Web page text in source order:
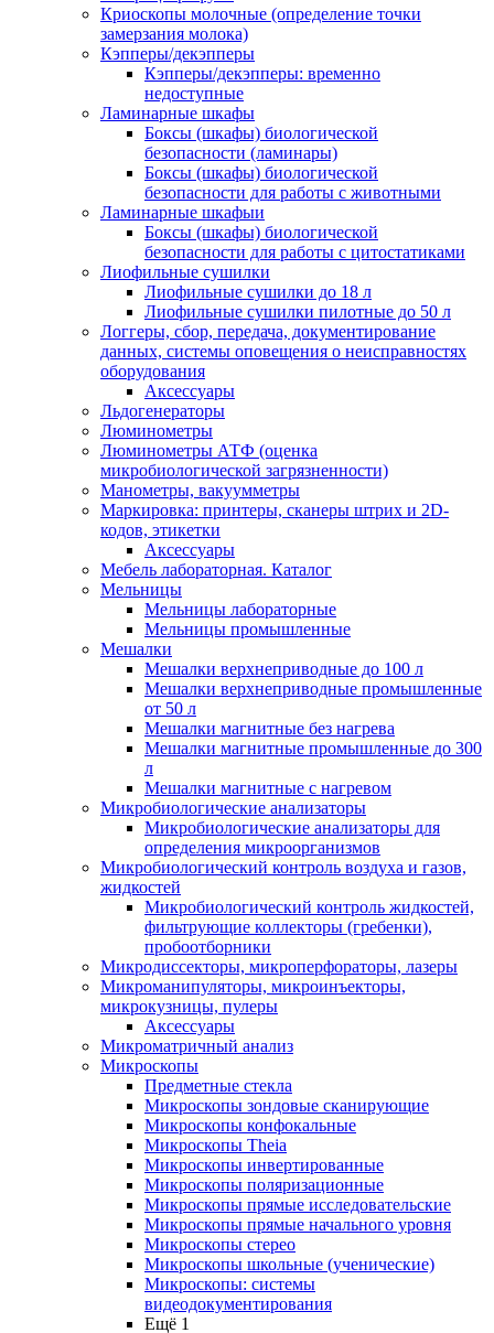
Криоскопы молочные (определение точки
замерзания молока)
Кэпперы/декэпперы
Кэпперы/декэпперы: временно
недоступные
Ламинарные шкафы
Боксы (шкафы) биологической
безопасности (ламинары)
Боксы (шкафы) биологической
безопасности для работы с животными
Ламинарные шкафыи
Боксы (шкафы) биологической
безопасности для работы с цитостатиками
Лиофильные сушилки
Лиофильные сушилки до 18 л
Лиофильные сушилки пилотные до 50 л
Логгеры, сбор, передача, документирование
данных, системы оповещения о неисправностях
оборудования
Аксессуары
Льдогенераторы
Люминометры
Люминометры АТФ (оценка
микробиологической загрязненности)
Манометры, вакуумметры
Маркировка: принтеры, сканеры штрих и 2D-
кодов, этикетки
Аксессуары
Мебель лабораторная. Каталог
Мельницы
Мельницы лабораторные
Мельницы промышленные
Мешалки
Мешалки верхнеприводные до 100 л
Мешалки верхнеприводные промышленные
от 50 л
Мешалки магнитные без нагрева
Мешалки магнитные промышленные до 300
л
Мешалки магнитные с нагревом
Микробиологические анализаторы
Микробиологические анализаторы для
определения микроорганизмов
Микробиологический контроль воздуха и газов,
жидкостей
Микробиологический контроль жидкостей,
фильтрующие коллекторы (гребенки),
пробоотборники
Микродиссекторы, микроперфораторы, лазеры
Микроманипуляторы, микроинъекторы,
микрокузницы, пулеры
Аксессуары
Микроматричный анализ
Микроскопы
Предметные стекла
Микроскопы зондовые сканирующие
Микроскопы конфокальные
Микроскопы Theia
Микроскопы инвертированные
Микроскопы поляризационные
Микроскопы прямые исследовательские
Микроскопы прямые начального уровня
Микроскопы стерео
Микроскопы школьные (ученические)
Микроскопы: системы
видеодокументирования
Ещё 1